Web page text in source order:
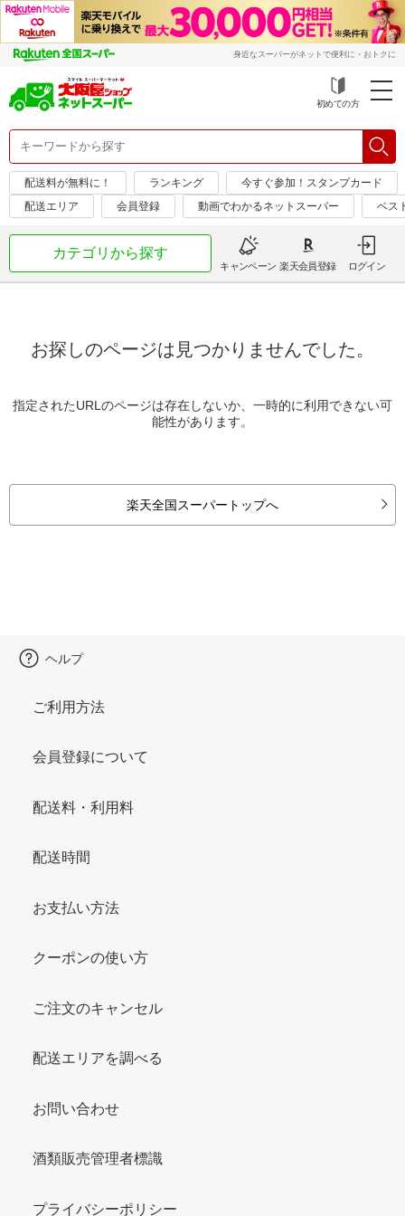
身近なスーパーがネットで便利に・おトクに
初めての方
配送料が無料に！ ランキング
今すぐ参加！スタンプカード
配送エリア
会員登録 動画でわかるネットスーパー ベス
カテゴリから探す
キャンペーン 楽天会員登録 ログイン
お探しのページは見つかりませんでした。
指定されたURLのページは存在しないか、一時的に利用できない可
能性があります。
楽天全国スーパートップへ
ヘルプ
ご利用方法
会員登録について
配送料・利用料
配送時間
お支払い方法
クーポンの使い方
ご注文のキャンセル
配送エリアを調べる
お問い合わせ
酒類販売管理者標識
プライバシーポリシー